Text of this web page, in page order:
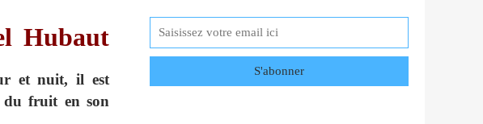
et nuit, il est
fruit en son